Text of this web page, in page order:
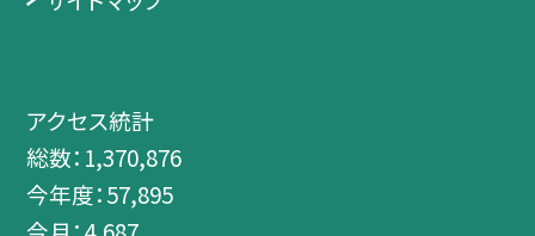
アクセス統計
総数： 1,370,876
今年度：57,895